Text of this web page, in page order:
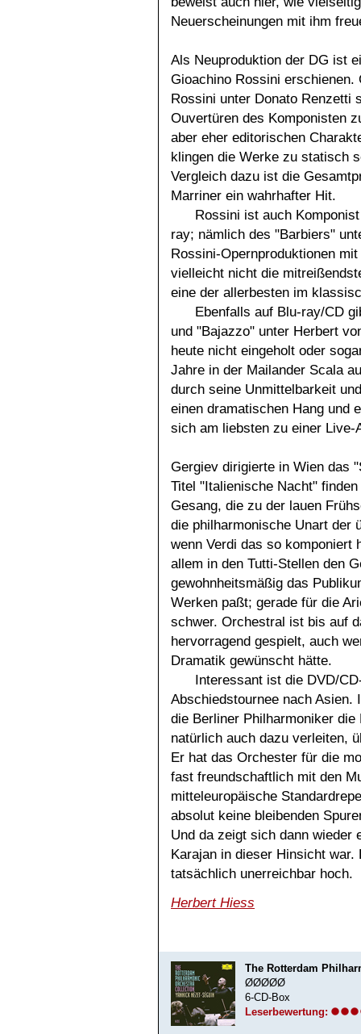
Neuerscheinungen mit ihm
Als Neuproduktion der DG ist
Gioachino Rossini
Rossini unter Donato Renzetti
Ouvertüren des Komponisten
aber eher editorischen
klingen die Werke zu statisch
Vergleich dazu ist die
Marriner ein wahrhafter Hit.
Rossini ist auch
ray; nämlich des "Barbiers"
Rossini-Opernproduktionen
vielleicht nicht die
eine der allerbesten im
Ebenfalls auf Blu-ray/CD
und "Bajazzo" unter Herbert
heute nicht eingeholt oder
Jahre in der Mailander Scala
durch seine Unmittelbarkeit
einen dramatischen Hang und
sich am liebsten zu einer Live-
Gergiev dirigierte in Wien das
Titel "Italienische Nacht"
Gesang, die zu der lauen
die philharmonische Unart der
wenn Verdi das so
allem in den Tutti-Stellen den
gewohnheitsmäßig das
Werken paßt; gerade für die
schwer. Orchestral ist bis auf
hervorragend gespielt, auch
Dramatik gewünscht hätte.
Interessant ist die DVD/
Abschiedstournee nach Asien.
die Berliner Philharmoniker
natürlich auch dazu verleiten,
Er hat das Orchester für die
fast freundschaftlich mit den
mitteleuropäische
absolut keine bleibenden
Und da zeigt sich dann wieder
Karajan in dieser Hinsicht
tatsächlich unerreichbar hoch.
Herbert Hiess
The Rotterdam
ØØØØØ
6-CD-Box
Leserbewertung: